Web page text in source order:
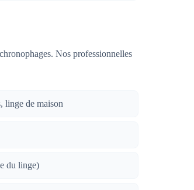
Nos professionnelles
linge de maison
du linge)